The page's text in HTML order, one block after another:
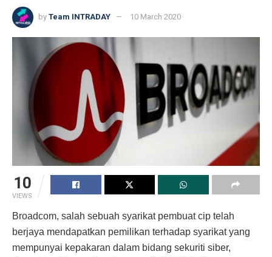
by Team INTRADAY 10 March 2020
10
VIEWS
Broadcom, salah sebuah syarikat pembuat cip telah
berjaya mendapatkan pemilikan terhadap syarikat yang
mempunyai kepakaran dalam bidang sekuriti siber,